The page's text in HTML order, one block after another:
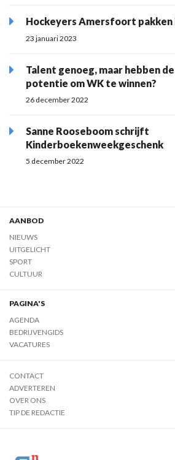
Hockeyers Amersfoort pakken
23 januari 2023
Talent genoeg, maar hebben
potentie om WK te winnen?
26 december 2022
Sanne Rooseboom schrijft
Kinderboekenweekgeschenk
5 december 2022
AANBOD
NIEUWS
UITGELICHT
SPORT
CULTUUR
PAGINA'S
AGENDA
BEDRIJVENGIDS
VACATURES
CONTACT
ADVERTEREN
OVER ONS
TIP DE REDACTIE